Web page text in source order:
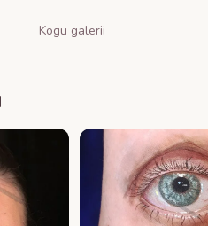
Kogu galerii